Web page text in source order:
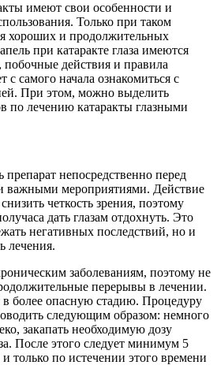
имеют свои особенности и
Только при таком
хороших и продолжительных
при катаракте глаза имеются
побочные действия и правила
с самого начала ознакомиться с
При этом, можно выделить
по лечению катаракты глазными
препарат непосредственно перед
важными мероприятиями. Действие
четкость зрения, поэтому
дать глазам отдохнуть. Это
негативных последствий, но и
лечения.
заболеваниям, поэтому не
перерывы в лечении.
в более опасную стадию. Процедуру
следующим образом: немного
закапать необходимую дозу
После этого следует минимум 5
только по истечении этого времени